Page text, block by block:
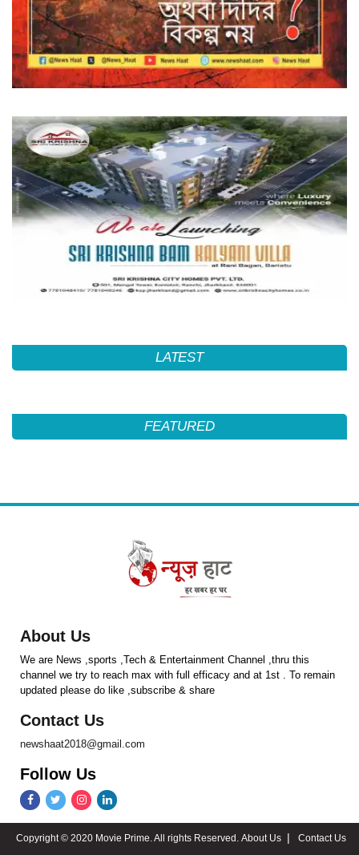
LATEST
FEATURED
About Us
We are News ,sports ,Tech & Entertainment Channel ,thru this
channel we try to reach max with full efficacy and at 1st . To remain
updated please do like ,subscribe & share
Contact Us
newshaat2018@gmail.com
Follow Us
Copyright © 2020 Movie Prime. All rights Reserved. About Us Contact Us